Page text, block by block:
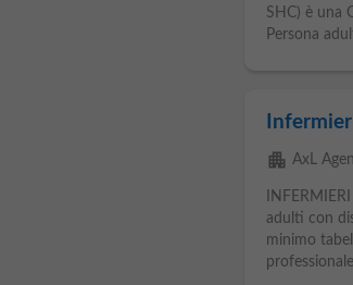
SHC) è una
Persona
apartment AxL
adulti con
minimo